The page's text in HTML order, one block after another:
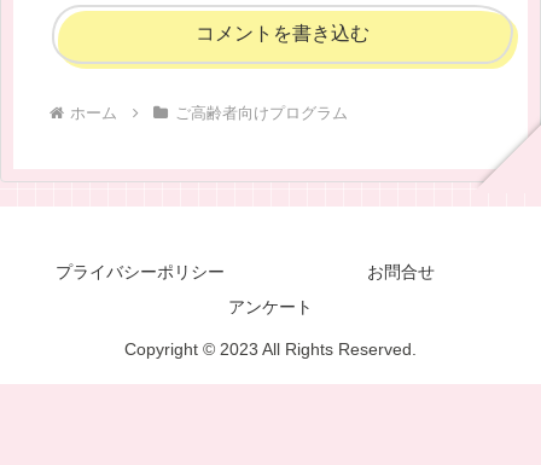
コメントを書き込む
ホーム ご高齢者向けプログラム
プライバシーポリシー
お問合せ
アンケート
Copyright © 2023 All Rights Reserved.